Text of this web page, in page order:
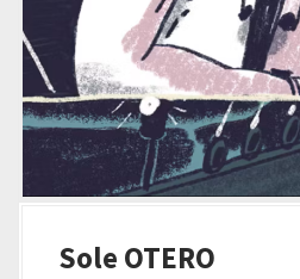
Sole OTERO